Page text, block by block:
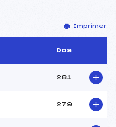
GAILLARD LILIAN ()
–
SAUVAGE THIERRY (DA)
DE LA PISTE
BOIS BARBU
7.5 km
Imprimer
Dos
281
279